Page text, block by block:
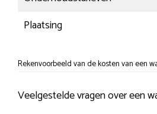
Plaatsing
Rekenvoorbeeld van de kosten van een
Veelgestelde vragen over een